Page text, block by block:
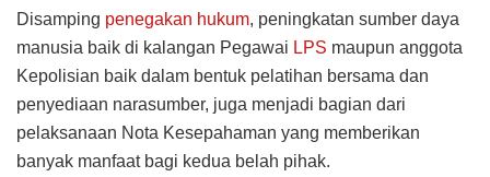
Disamping penegakan hukum, peningkatan sumber daya
manusia baik di kalangan Pegawai LPS maupun anggota
Kepolisian baik dalam bentuk pelatihan bersama dan
penyediaan narasumber, juga menjadi bagian dari
pelaksanaan Nota Kesepahaman yang memberikan
banyak manfaat bagi kedua belah pihak.